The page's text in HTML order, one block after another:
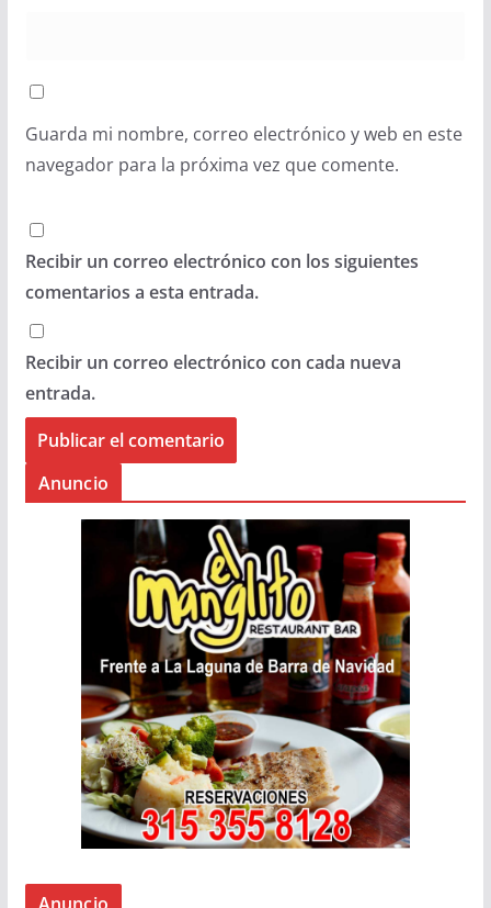
Guarda mi nombre, correo electrónico y web en este
navegador para la próxima vez que comente.
Recibir un correo electrónico con los siguientes
comentarios a esta entrada.
Recibir un correo electrónico con cada nueva
entrada.
Anuncio